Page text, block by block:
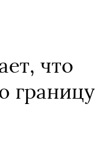
что
границу